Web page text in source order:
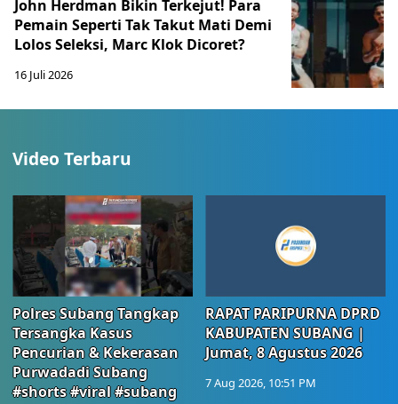
John Herdman Bikin Terkejut! Para
Pemain Seperti Tak Takut Mati Demi
Lolos Seleksi, Marc Klok Dicoret?
16 Juli 2026
Video Terbaru
Polres Subang Tangkap
Tersangka Kasus
Pencurian & Kekerasan
Purwadadi Subang
#shorts #viral #subang
RAPAT PARIPURNA DPRD
KABUPATEN SUBANG |
Jumat, 8 Agustus 2026
7 Aug 2026, 10:51 PM